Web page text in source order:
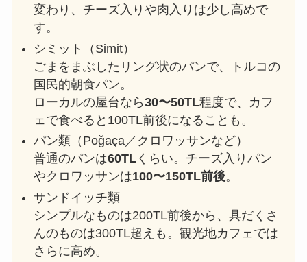
変わり、チーズ入りや肉入りは少し高めで
す。
シミット（Simit）
ごまをまぶしたリング状のパンで、トルコの
国民的朝食パン。
ローカルの屋台なら30〜50TL程度で、カフ
ェで食べると100TL前後になることも。
パン類（Poğaça／クロワッサンなど）
普通のパンは60TL くらい。チーズ入りパン
やクロワッサンは100〜150TL前後。
サンドイッチ類
シンプルなものは200TL前後から、具だくさ
んのものは300TL超えも。観光地カフェでは
さらに高め。